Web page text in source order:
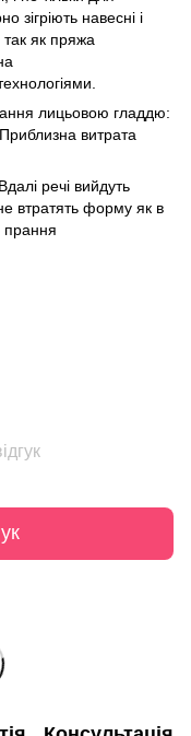
зігріють навесні і
як пряжа
лицьовою гладдю:
витрата
речі вийдуть
втратять форму як в
прання